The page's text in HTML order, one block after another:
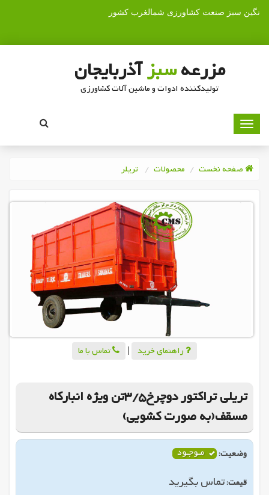
نگین سبز صنعت کشاورزی شمالغرب کشور
مزرعهسبزآذربایجان
تولیدکننده ادوات و ماشین آلات کشاورزی
صفحه نخست محصولات تریلر
راهنمای خرید | تماس با ما
تریلی تراکتور دوچرخ3/5تن ویژه انبارکاه
مسقف(به صورت کشویی)
وضعیت:
قیمت:تماس بگیرید